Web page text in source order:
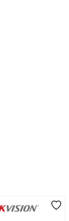
ứng dụng thực